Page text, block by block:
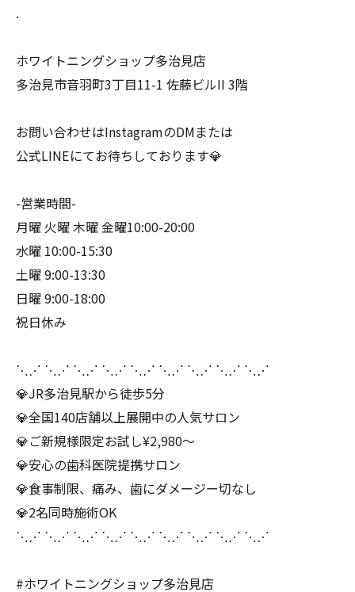
.
ホワイトニングショップ多治見店
多治見市音羽町3丁目11-1 佐藤ビルII 3階
お問い合わせはInstagramのDMまたは
公式LINEにてお待ちしております💎
-営業時間-
月曜 火曜 木曜 金曜10:00-20:00
水曜 10:00-15:30
土曜 9:00-13:30
日曜 9:00-18:00
祝日休み
⋱⋰ ⋱⋰ ⋱⋰ ⋱⋰ ⋱⋰ ⋱⋰ ⋱⋰ ⋱⋰ ⋱⋰
💎JR多治見駅から徒歩5分
💎全国140店舗以上展開中の人気サロン
💎ご新規様限定お試し¥2,980～
💎安心の歯科医院提携サロン
💎食事制限、痛み、歯にダメージー切なし
💎2名同時施術OK
⋱⋰ ⋱⋰ ⋱⋰ ⋱⋰ ⋱⋰ ⋱⋰ ⋱⋰ ⋱⋰ ⋱⋰
#ホワイトニングショップ多治見店